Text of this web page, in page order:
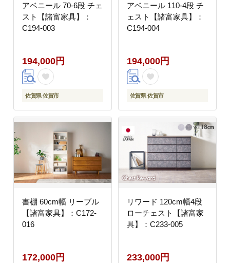
アベニール 70-6段 チェ
スト【諸富家具】：
C194-003
194,000円
佐賀県 佐賀市
アベニール 110-4段 チ
ェスト【諸富家具】：
C194-004
194,000円
佐賀県 佐賀市
書棚 60cm幅 リーブル
【諸富家具】：C172-
016
172,000円
リワード 120cm幅4段
ローチェスト【諸富家
具】：C233-005
233,000円